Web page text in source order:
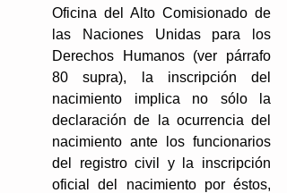
Oficina del Alto Comisionado de
las Naciones Unidas para los
Derechos Humanos (ver párrafo
80 supra), la inscripción del
nacimiento implica no sólo la
declaración de la ocurrencia del
nacimiento ante los funcionarios
del registro civil y la inscripción
oficial del nacimiento por éstos,